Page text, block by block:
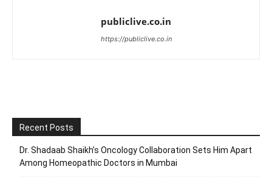
publiclive.co.in
https://publiclive.co.in
Recent Posts
Dr. Shadaab Shaikh’s Oncology Collaboration Sets Him Apart
Among Homeopathic Doctors in Mumbai